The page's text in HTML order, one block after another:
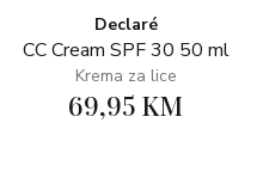
Declaré
CC Cream SPF 30 50 ml
Krema za lice
69,95 KM